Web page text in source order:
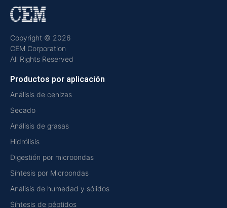
Copyright © 2026
CEM Corporation
All Rights Reserved
Productos por aplicación
Análisis de cenizas
Secado
Análisis de grasas
Hidrólisis
Digestión por microondas
Síntesis por Microondas
Análisis de humedad y sólidos
Síntesis de péptidos